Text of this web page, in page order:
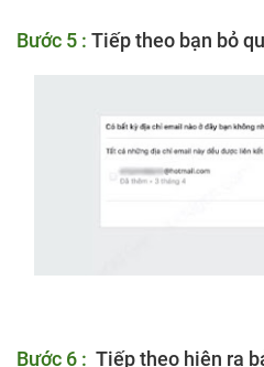
Bước 5 : Tiếp theo bạn bỏ
Bước 6 : Tiếp theo hiện ra